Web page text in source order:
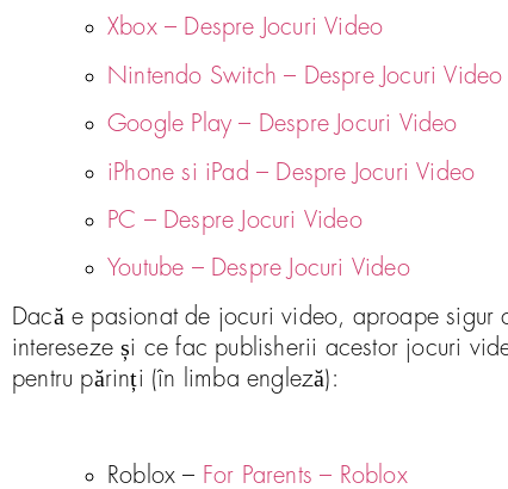
Xbox – Despre Jocuri Video
Nintendo Switch – Despre Jocuri Video
Google Play – Despre Jocuri Video
iPhone si iPad – Despre Jocuri Video
PC – Despre Jocuri Video
Youtube – Despre Jocuri Video
Dacă e pasionat de jocuri video, aproape sigur
intereseze și ce fac publisherii acestor jocuri
pentru părinți (în limba engleză):
Roblox – For Parents – Roblox